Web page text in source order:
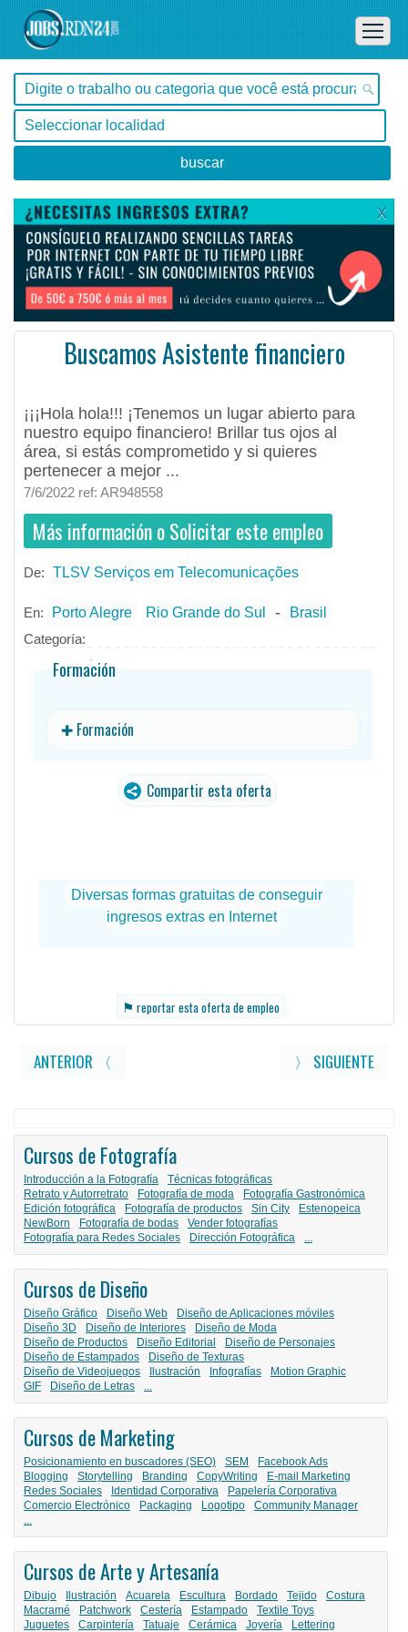
X
Buscamos Asistente financiero
¡¡¡Hola hola!!! ¡Tenemos un lugar abierto para
nuestro equipo financiero! Brillar tus ojos al
área, si estás comprometido y si quieres
pertenecer a mejor ...
7/6/2022 ref: AR948558
Más información o Solicitar este empleo
De: TLSV Serviços em Telecomunicações
En: Porto Alegre Rio Grande do Sul -
Brasil
Categoría:
Formación
✚ Formación
Compartir esta oferta
⚑ reportar esta oferta de empleo
ANTERIOR 〈 〉 SIGUIENTE
Cursos de Fotografía
Introducción a la Fotografía
Técnicas fotográficas
Retrato y Autorretrato
Fotografía de moda
Fotografía Gastronómica
Edición fotográfica
Fotografía de productos Sin City
Estenopeica
NewBorn
Fotografía de bodas
Vender fotografías
Fotografía para Redes Sociales
Dirección Fotográfica ...
Cursos de Diseño
Diseño Gráfico Diseño Web
Diseño de Aplicaciones móviles
Diseño 3D
Diseño de Interiores
Diseño de Moda
Diseño de Productos
Diseño Editorial
Diseño de Personajes
Diseño de Estampados
Diseño de Texturas
Diseño de Videojuegos
Ilustración Infografías
Motion Graphic
GIF
Diseño de Letras ...
Cursos de Marketing
Posicionamiento en buscadores (SEO) SEM
Facebook Ads
Blogging
Storytelling Branding CopyWriting
E-mail Marketing
Redes Sociales
Identidad Corporativa
Papelería Corporativa
Comercio Electrónico
Packaging Logotipo
Community Manager
...
Cursos de Arte y Artesanía
Dibujo Ilustración Acuarela Escultura Bordado Tejido
Costura
Macramé
Patchwork Cestería Estampado
Textile Toys
Juguetes
Carpintería Tatuaje Cerámica Joyería Lettering